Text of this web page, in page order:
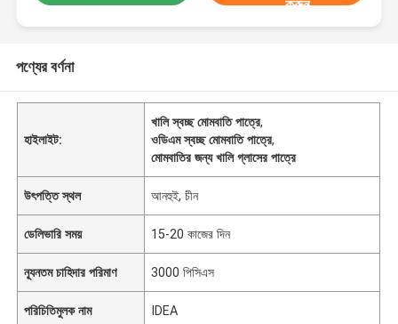
করুন
পণ্যের বর্ণনা
হাইলাইট:
খালি স্বচ্ছ মোমবাতি পাত্রে,
ওডিএম স্বচ্ছ মোমবাতি পাত্রে,
মোমবাতির জন্য খালি গ্লাসের পাত্রে
উৎপত্তি স্থল আনহুই, চীন
ডেলিভারি সময় 15-20 কাজের দিন
ন্যূনতম চাহিদার পরিমাণ 3000 পিসিএস
পরিচিতিমুলক নাম IDEA